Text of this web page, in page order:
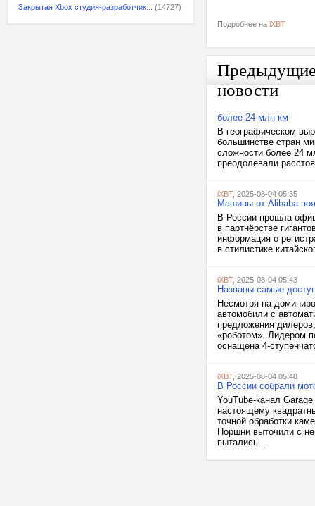
Закрытая Xbox студия-разработчик...
(14727)
Подробнее на iXBT
новости
более 24 млн км
В географическом
большинстве стран
сложности более 24
преодолевали
iXBT, 2025-08-04 05:35
Машины от Alibaba
В России прошла
в партнёрстве
информация о
в стилистике
iXBT, 2025-08-04 05:43
Названы самые
Несмотря на
автомобили с
предложения
«роботом». Лидером
оснащена 4-
iXBT, 2025-08-04 05:48
В России собрали
YouTube-канал
настоящему
точной обработки
Поршни выточили с
пытались...